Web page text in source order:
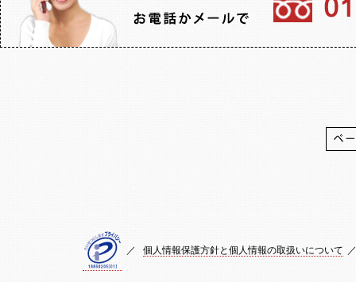
／ 個人情報保護方針と個人情報の取扱いについて ／